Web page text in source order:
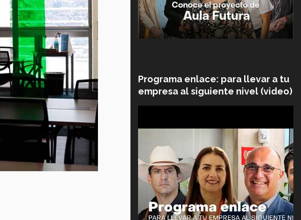
Programa enlace: para llevar a tu
empresa al siguiente nivel (video)